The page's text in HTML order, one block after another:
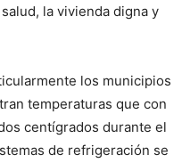
la vivienda digna y
los municipios
temperaturas que con
centígrados durante el
de refrigeración se